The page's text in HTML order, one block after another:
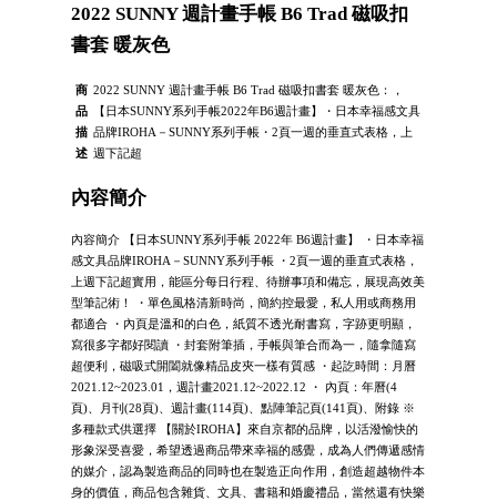
2022 SUNNY 週計畫手帳 B6 Trad 磁吸扣
書套 暖灰色
商
品
描
述
2022 SUNNY 週計畫手帳 B6 Trad 磁吸扣書套 暖灰色：，
【日本SUNNY系列手帳2022年B6週計畫】・日本幸福感文具
品牌IROHA－SUNNY系列手帳・2頁一週的垂直式表格，上
週下記超
內容簡介
內容簡介 【日本SUNNY系列手帳 2022年 B6週計畫】 ・日本幸福
感文具品牌IROHA－SUNNY系列手帳 ・2頁一週的垂直式表格，
上週下記超實用，能區分每日行程、待辦事項和備忘，展現高效美
型筆記術！ ・單色風格清新時尚，簡約控最愛，私人用或商務用
都適合 ・內頁是溫和的白色，紙質不透光耐書寫，字跡更明顯，
寫很多字都好閱讀 ・封套附筆插，手帳與筆合而為一，隨拿隨寫
超便利，磁吸式開闔就像精品皮夾一樣有質感 ・起訖時間：月曆
2021.12~2023.01，週計畫2021.12~2022.12 ・ 內頁：年曆(4
頁)、月刊(28頁)、週計畫(114頁)、點陣筆記頁(141頁)、附錄 ※
多種款式供選擇 【關於IROHA】來自京都的品牌，以活潑愉快的
形象深受喜愛，希望透過商品帶來幸福的感覺，成為人們傳遞感情
的媒介，認為製造商品的同時也在製造正向作用，創造超越物件本
身的價值，商品包含雜貨、文具、書籍和婚慶禮品，當然還有快樂